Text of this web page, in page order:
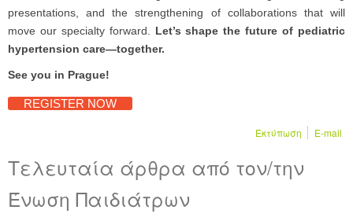
presentations, and the strengthening of collaborations that will
move our specialty forward. Let’s shape the future of pediatric
hypertension care—together.
See you in Prague!
REGISTER NOW
Εκτύπωση E-mail
Τελευταία άρθρα από τον/την
Ένωση Παιδιάτρων